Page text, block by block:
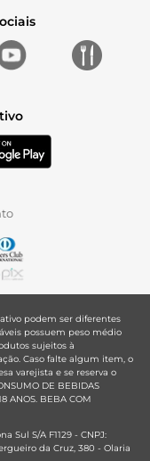
podem ser diferentes
possuem peso médio
sujeitos à
Caso falte algum item, o
varejista e se reserva o
DE BEBIDAS
ANOS. BEBA COM
Sul S/A F1129 - CNPJ:
da Cruz, 380 - Olaria